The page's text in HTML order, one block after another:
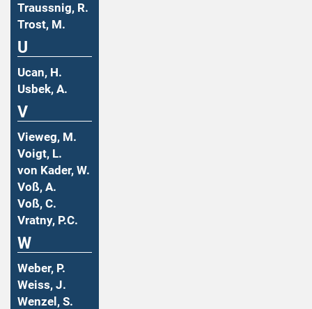
Traussnig, R.
Trost, M.
U
Ucan, H.
Usbek, A.
V
Vieweg, M.
Voigt, L.
von Kader, W.
Voß, A.
Voß, C.
Vratny, P.C.
W
Weber, P.
Weiss, J.
Wenzel, S.